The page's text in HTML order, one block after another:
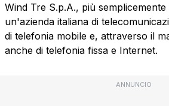
Wind Tre S.p.A., più
un'azienda italiana di
di telefonia mobile e, attraverso il
anche di telefonia fissa e Internet.
ANNUNCIO